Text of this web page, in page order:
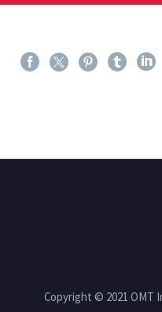
Copyright © 2021 OMT